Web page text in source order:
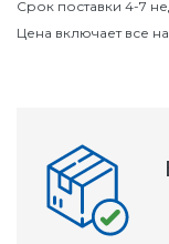
Срок поставки 4-7
Цена включает все